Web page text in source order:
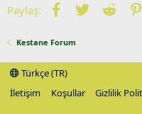
Paylaş: Facebook
TwitterReddit
Kestane Forum
Türkçe (TR)
İletişim
Koşullar Gizlilik